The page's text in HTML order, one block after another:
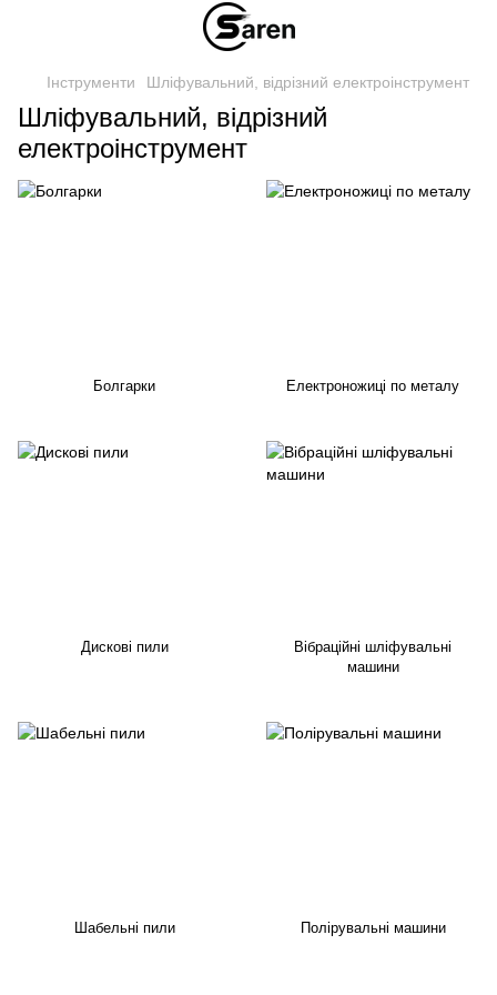
Інструменти Шліфувальний, відрізний електроінструмент
Шліфувальний, відрізний
електроінструмент
Болгарки Електроножиці по металу
Дискові пили
Вібраційні шліфувальні
машини
Шабельні пили Полірувальні машини